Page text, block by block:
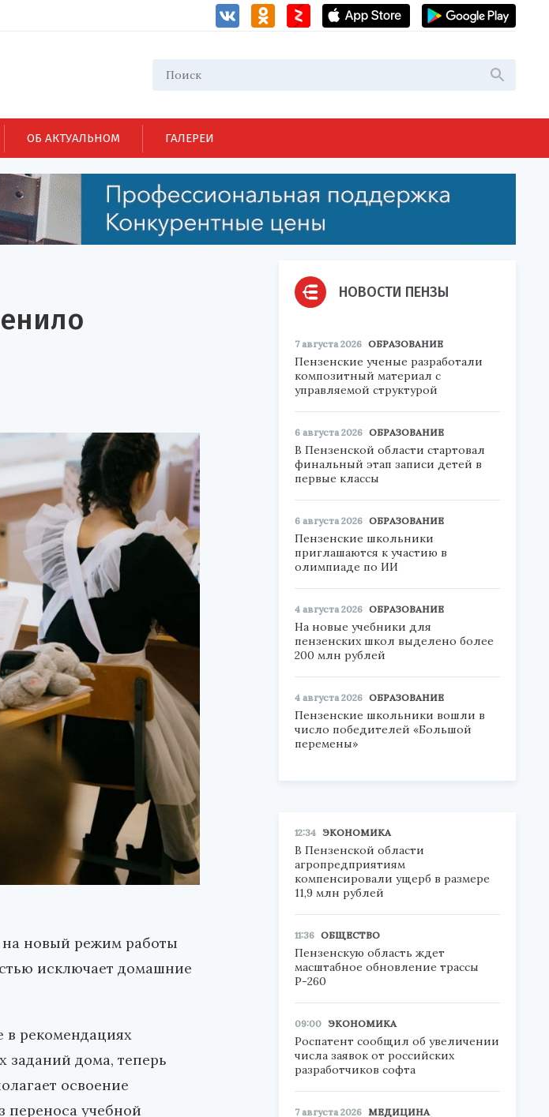
ОБ АКТУАЛЬНОМ ГАЛЕРЕИ
на новый режим работы
исключает домашние
в рекомендациях
дома, теперь
освоение
переноса учебной
НОВОСТИ ПЕНЗЫ
7 августа 2026 ОБРАЗОВАНИЕ
Пензенские ученые разработали
композитный материал с
управляемой структурой
6 августа 2026 ОБРАЗОВАНИЕ
В Пензенской области стартовал
финальный этап записи детей в
первые классы
6 августа 2026 ОБРАЗОВАНИЕ
Пензенские школьники
приглашаются к участию в
олимпиаде по ИИ
4 августа 2026 ОБРАЗОВАНИЕ
На новые учебники для
пензенских школ выделено более
200 млн рублей
4 августа 2026 ОБРАЗОВАНИЕ
Пензенские школьники вошли в
число победителей «Большой
перемены»
12:34 ЭКОНОМИКА
В Пензенской области
агропредприятиям
компенсировали ущерб в размере
11,9 млн рублей
11:36 ОБЩЕСТВО
Пензенскую область ждет
масштабное обновление трассы
Р-260
09:00 ЭКОНОМИКА
Роспатент сообщил об увеличении
числа заявок от российских
разработчиков софта
7 августа 2026 МЕДИЦИНА